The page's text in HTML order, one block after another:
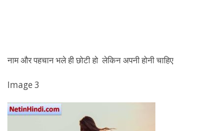
नाम और पहचान भले ही छोटी हो लेकिन अपनी होनी चाहिए
Image 3